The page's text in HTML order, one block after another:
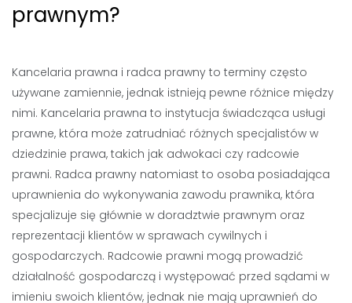
prawnym?
Kancelaria prawna i radca prawny to terminy często
używane zamiennie, jednak istnieją pewne różnice między
nimi. Kancelaria prawna to instytucja świadcząca usługi
prawne, która może zatrudniać różnych specjalistów w
dziedzinie prawa, takich jak adwokaci czy radcowie
prawni. Radca prawny natomiast to osoba posiadająca
uprawnienia do wykonywania zawodu prawnika, która
specjalizuje się głównie w doradztwie prawnym oraz
reprezentacji klientów w sprawach cywilnych i
gospodarczych. Radcowie prawni mogą prowadzić
działalność gospodarczą i występować przed sądami w
imieniu swoich klientów, jednak nie mają uprawnień do